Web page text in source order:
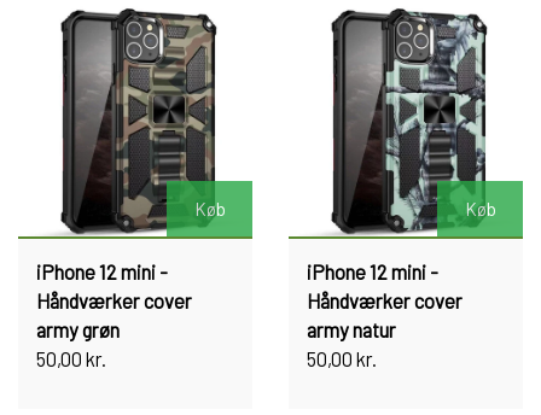
Køb
iPhone 12 mini -
Håndværker cover
army grøn
50,00 kr.
Køb
iPhone 12 mini -
Håndværker cover
army natur
50,00 kr.